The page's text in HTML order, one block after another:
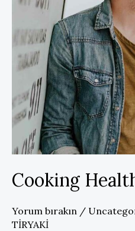
Cooking
Yorum bırakın /
TİRYAKİ